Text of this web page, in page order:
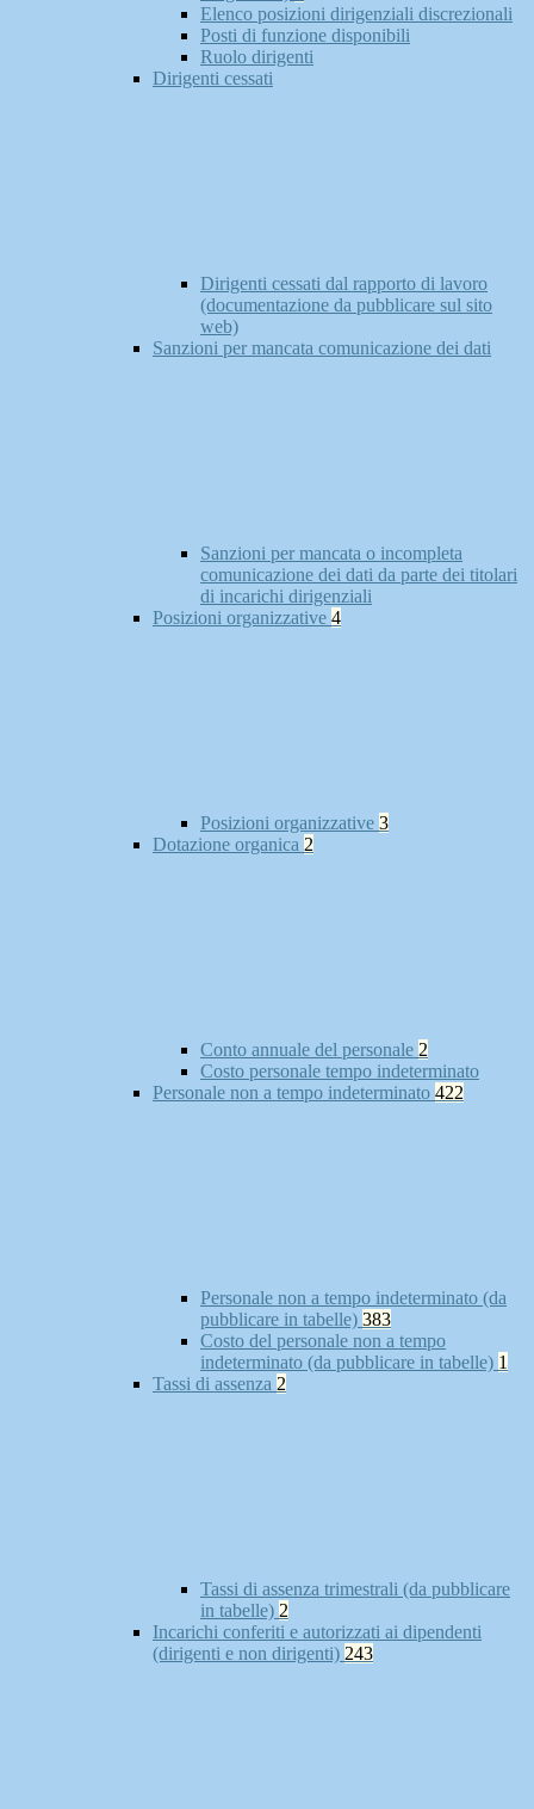
Elenco posizioni dirigenziali discrezionali
Posti di funzione disponibili
Ruolo dirigenti
Dirigenti cessati
Dirigenti cessati dal rapporto di lavoro
(documentazione da pubblicare sul sito
web)
Sanzioni per mancata comunicazione dei dati
Sanzioni per mancata o incompleta
comunicazione dei dati da parte dei titolari
di incarichi dirigenziali
Posizioni organizzative 4
Posizioni organizzative 3
Dotazione organica 2
Conto annuale del personale 2
Costo personale tempo indeterminato
Personale non a tempo indeterminato 422
Personale non a tempo indeterminato (da
pubblicare in tabelle) 383
Costo del personale non a tempo
indeterminato (da pubblicare in tabelle) 1
Tassi di assenza 2
Tassi di assenza trimestrali (da pubblicare
in tabelle) 2
Incarichi conferiti e autorizzati ai dipendenti
(dirigenti e non dirigenti) 243